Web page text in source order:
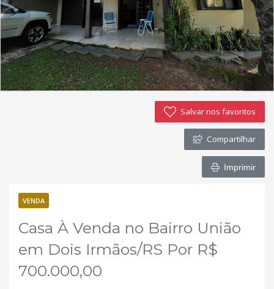
Salvar nos favoritos
Compartilhar
Imprimir
VENDA
Casa À Venda no Bairro União
em Dois Irmãos/RS Por R$
700.000,00